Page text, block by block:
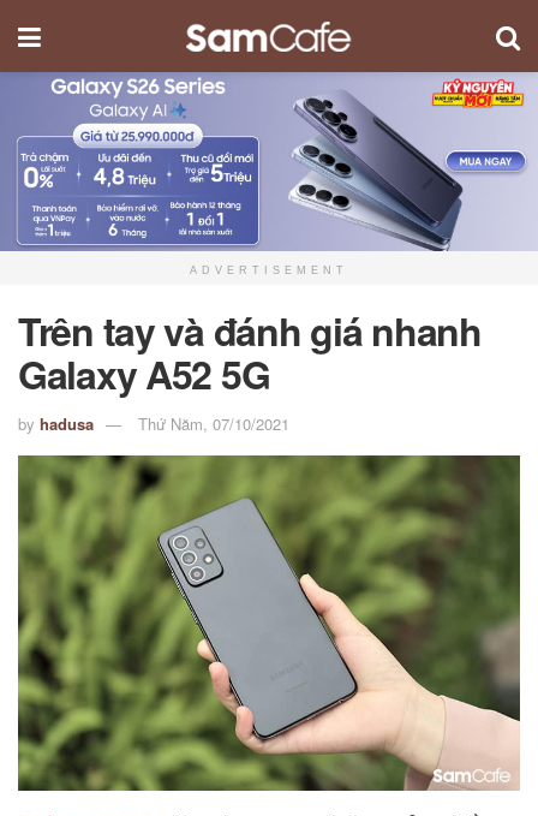
ADVERTISEMENT
Trên tay và đánh giá nhanh
Galaxy A52 5G
by hadusa Thứ Năm, 07/10/2021